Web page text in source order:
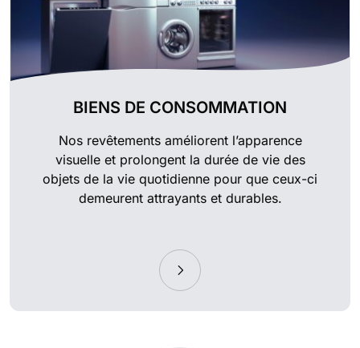
BIENS DE CONSOMMATION
Nos revêtements améliorent l’apparence
visuelle et prolongent la durée de vie des
objets de la vie quotidienne pour que ceux-ci
demeurent attrayants et durables.